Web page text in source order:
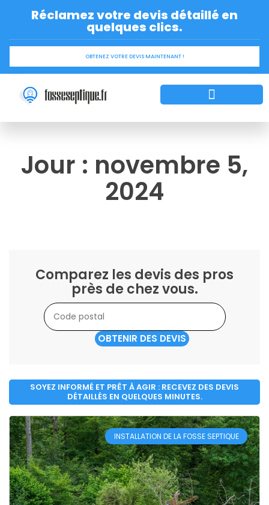
Réclamez votre devis détaillé en
quelques clics.
OBTENEZ VOTRE DEVIS MAINTENANT !
Jour : novembre 5,
2024
Comparez les devis des pros
près de chez vous.
OBTENIR DES DEVIS
SOYEZ INFORMÉ ET PRÊT À AGIR : RECEVEZ DES DEVIS
DÉTAILLÉS EN QUELQUES MINUTES.
INSTALLATION DE LA FOSSE SEPTIQUE